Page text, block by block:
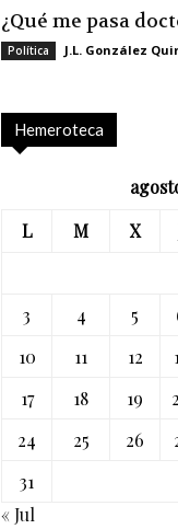
¿Qué me pasa
Política J.L. González
Hemeroteca
L
M X
3
4 5
10
11 12
17
18 19
24
25 26
31
« Jul